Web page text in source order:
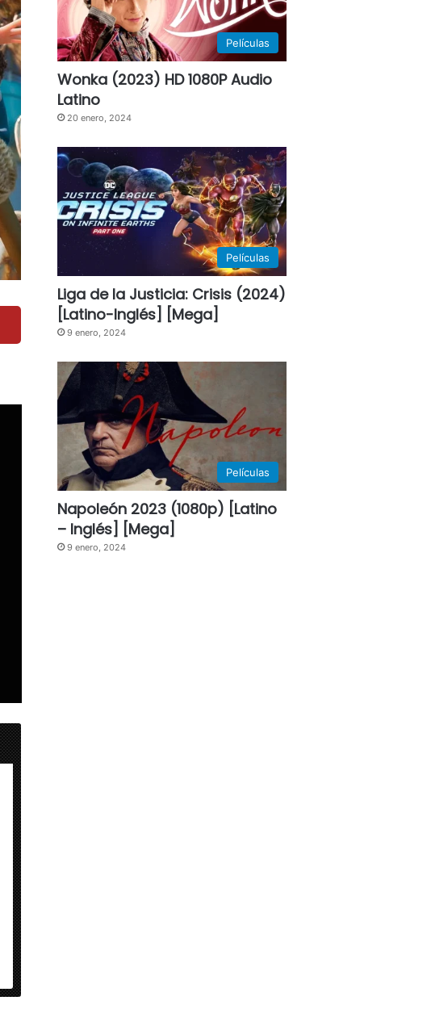
Películas
Wonka (2023) HD 1080P Audio
Latino
20 enero, 2024
Películas
Liga de la Justicia: Crisis (2024)
[Latino-Inglés] [Mega]
9 enero, 2024
Películas
Napoleón 2023 (1080p) [Latino
– Inglés] [Mega]
9 enero, 2024